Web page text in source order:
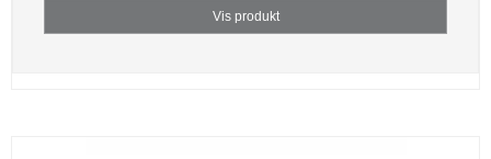
Vis produkt